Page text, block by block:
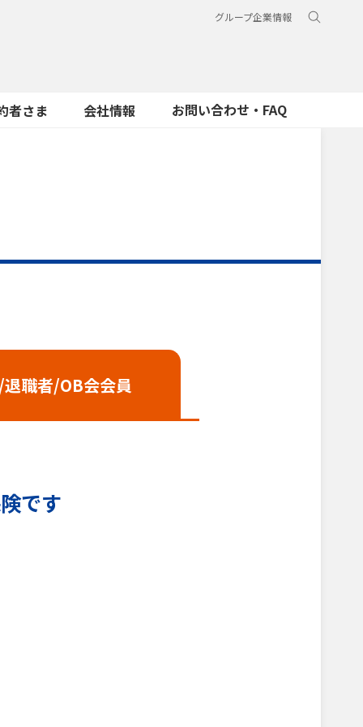
グループ企業情報
者さま 会社情報 お問い合わせ・FAQ
職者/OB会会員
です